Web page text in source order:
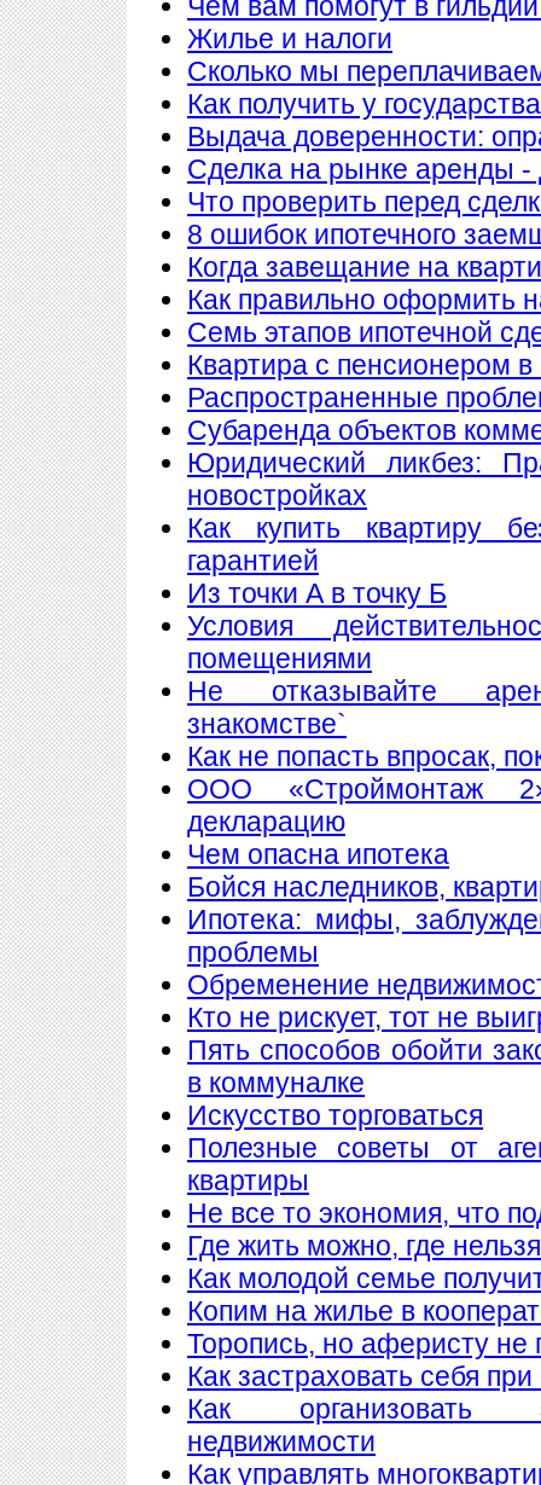
Жилье и налоги
Сколько мы
Как получить у
Выдача доверенности:
Сделка на рынке аренды -
Что проверить перед
8 ошибок ипотечного
Когда завещание на
Как правильно оформить
Семь этапов ипотечной
Квартира с пенсионером в
Распространенные
Субаренда объектов
Юридический ликбез:
новостройках
Как купить квартиру
гарантией
Из точки А в точку Б
Условия
помещениями
Не отказывайте
знакомстве`
Как не попасть впросак,
ООО «Строймонтаж
декларацию
Чем опасна ипотека
Бойся наследников,
Ипотека: мифы,
проблемы
Обременение
Кто не рискует, тот не
Пять способов обойти
в коммуналке
Искусство торговаться
Полезные советы от
квартиры
Не все то экономия, что
Где жить можно, где нельзя
Как молодой семье
Копим на жилье в
Торопись, но аферисту не
Как застраховать себя
Как организовать
недвижимости
Как управлять